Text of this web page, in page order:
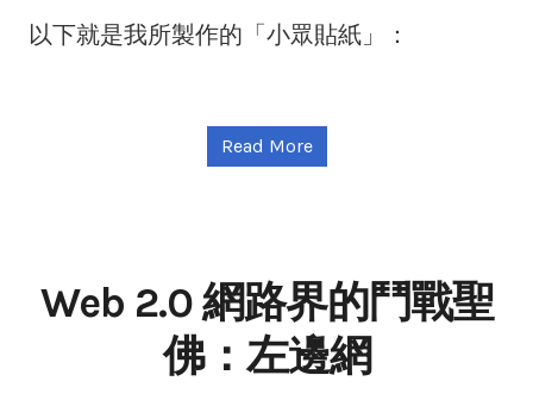
以下就是我所製作的「小眾貼紙」：
Read More
Web 2.0 網路界的鬥戰聖
佛：左邊網